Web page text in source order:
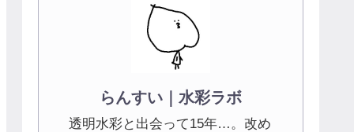
らんすい｜水彩ラボ
透明水彩と出会って15年…。改め